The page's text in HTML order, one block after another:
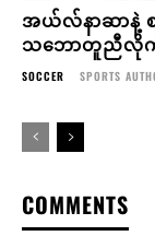
အယ်လ်နာဆာနဲ့
သဘောတူညီလို
SOCCER SPORTS
COMMENTS